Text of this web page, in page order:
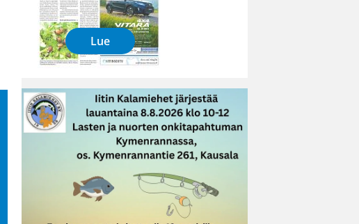
Lue